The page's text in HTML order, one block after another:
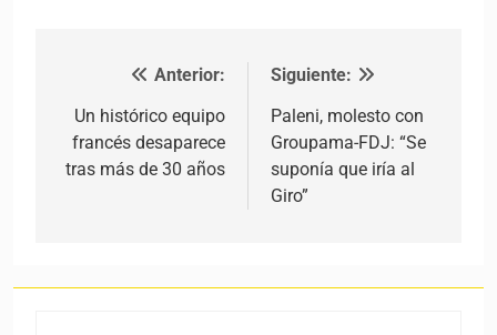
Navegación de entradas
Anterior:
Un histórico equipo
francés desaparece
tras más de 30 años
Siguiente:
Paleni, molesto con
Groupama-FDJ: “Se
suponía que iría al
Giro”